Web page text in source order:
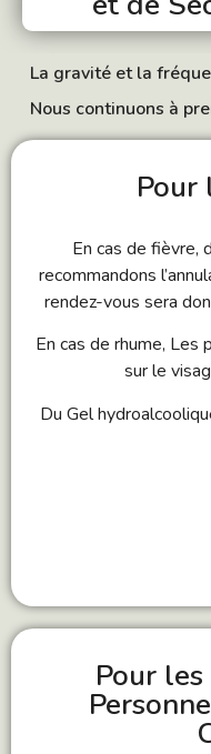
La gravité et la
Nous continuons à
Pour
En cas de fièvre,
recommandons
rendez-vous sera
En cas de rhume,
sur le
Du Gel
Pour